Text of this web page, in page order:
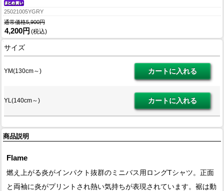
25021005YGRY
通常価格5,900円
4,200円 (税込)
サイズ
YM(130cm～)
YL(140cm～)
商品説明
Flame
燃え上がる炎がインパクト抜群のミニバス用ロングTシャツ。正面
と両袖に炎がプリントされ熱い気持ちが表現されています。裾は動